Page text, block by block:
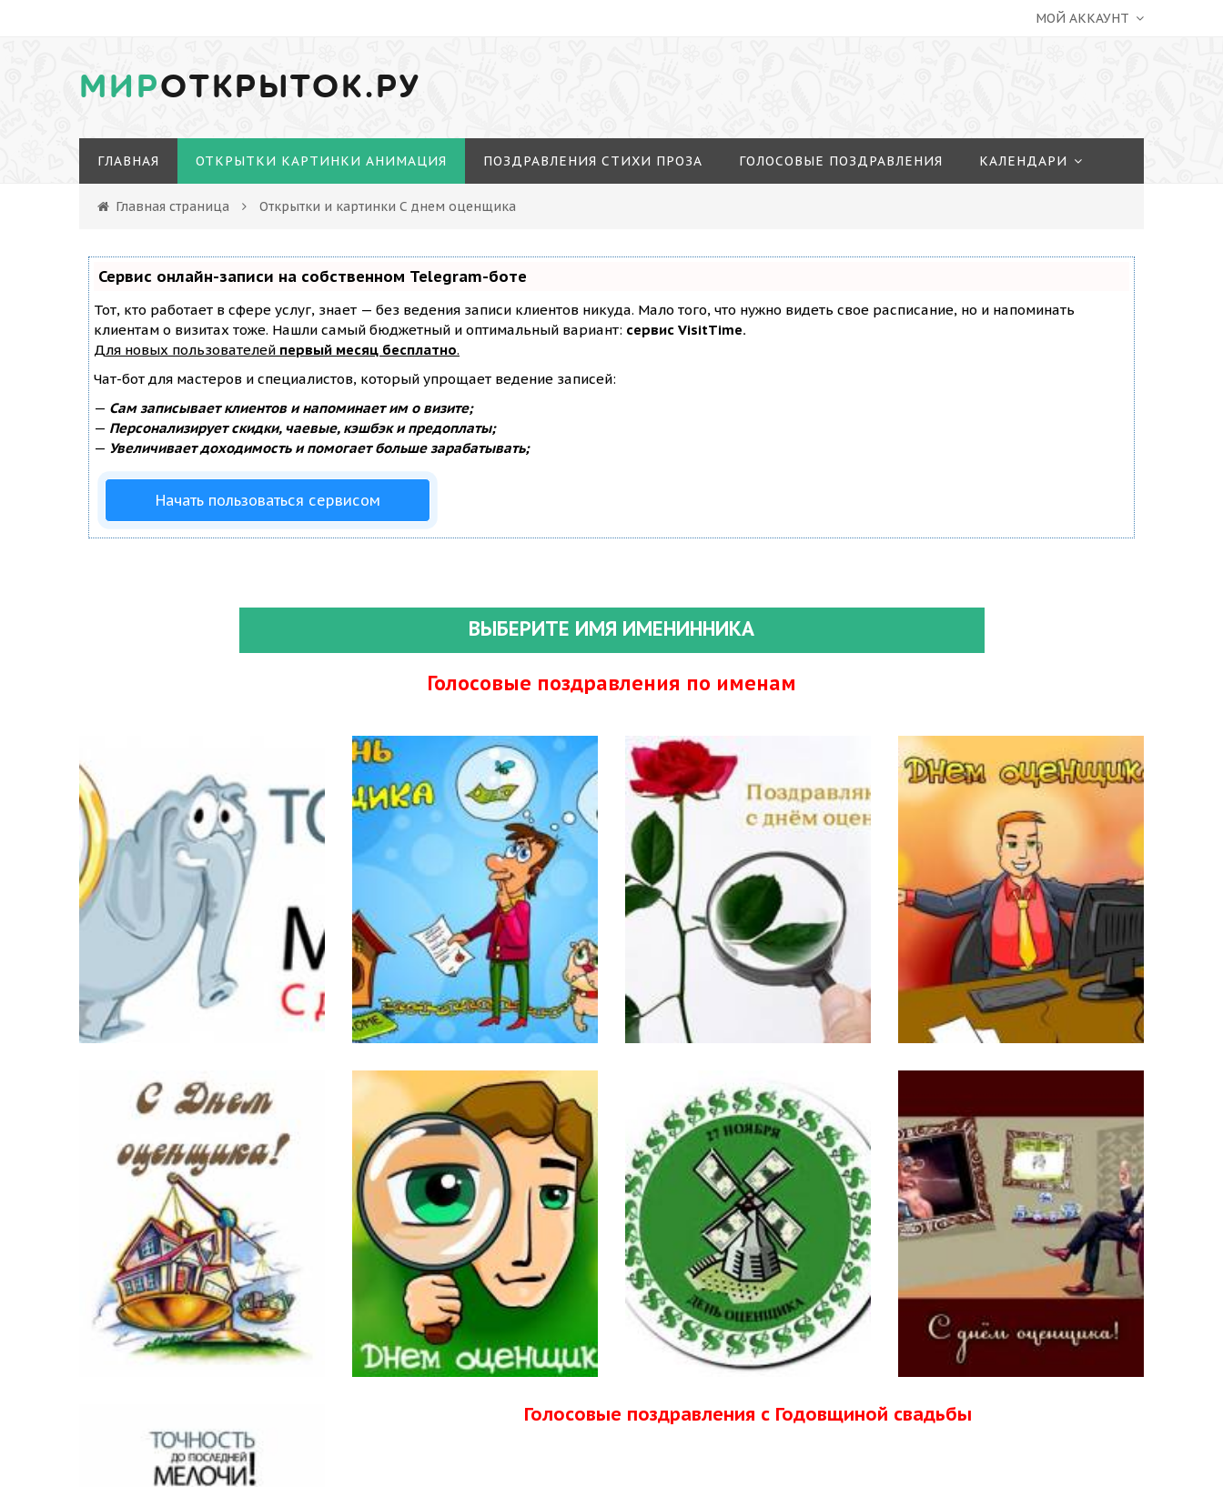
МОЙ АККАУНТ
МИРОТКРЫТОК.РУ
ГЛАВНАЯ ОТКРЫТКИ КАРТИНКИ АНИМАЦИЯ ПОЗДРАВЛЕНИЯ СТИХИ ПРОЗА ГОЛОСОВЫЕ ПОЗДРАВЛЕНИЯ КАЛЕНДАРИ
Главная страница Открытки и картинки С днем оценщика
Сервис онлайн-записи на собственном Telegram-боте
Тот, кто работает в сфере услуг, знает — без ведения записи клиентов никуда. Мало того, что нужно видеть свое расписание, но и напоминать
клиентам о визитах тоже. Нашли самый бюджетный и оптимальный вариант: сервис VisitTime.
Для новых пользователей первый месяц бесплатно.
Чат-бот для мастеров и специалистов, который упрощает ведение записей:
— Сам записывает клиентов и напоминает им о визите;
— Персонализирует скидки, чаевые, кэшбэк и предоплаты;
— Увеличивает доходимость и помогает больше зарабатывать;
Начать пользоваться сервисом
ВЫБЕРИТЕ ИМЯ ИМЕНИННИКА
Голосовые поздравления по именам
Голосовые поздравления с Годовщиной свадьбы